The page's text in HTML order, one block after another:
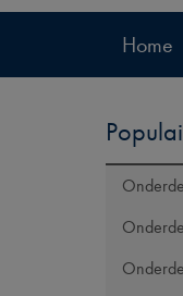
Home